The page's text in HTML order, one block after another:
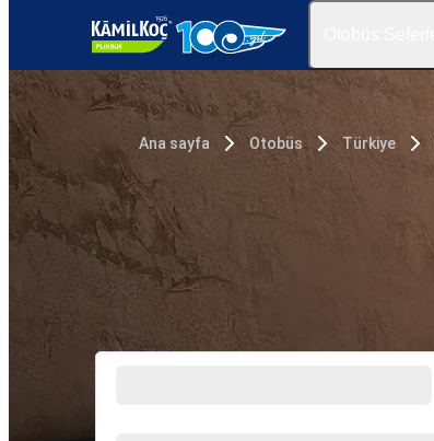
Ana sayfa Otobüs Türkiye